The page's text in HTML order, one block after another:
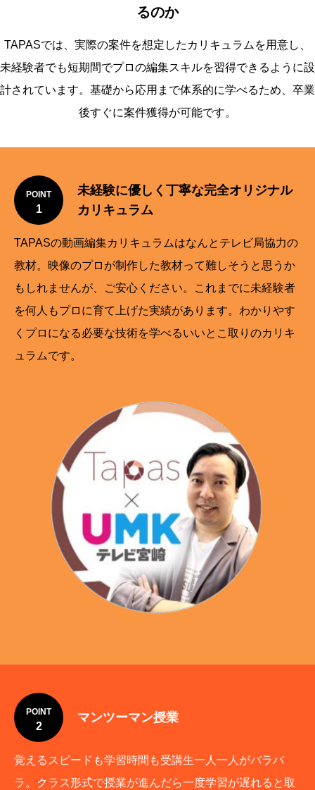
るのか
TAPASでは、実際の案件を想定したカリキュラムを用意し、
未経験者でも短期間でプロの編集スキルを習得できるように設
計されています。基礎から応用まで体系的に学べるため、卒業
後すぐに案件獲得が可能です。
POINT
1
未経験に優しく丁寧な完全オリジナル
カリキュラム
TAPASの動画編集カリキュラムはなんとテレビ局協力の
教材。映像のプロが制作した教材って難しそうと思うか
もしれませんが、ご安心ください。これまでに未経験者
を何人もプロに育て上げた実績があります。わかりやす
くプロになる必要な技術を学べるいいとこ取りのカリキ
ュラムです。
POINT
2
マンツーマン授業
覚えるスピードも学習時間も受講生一人一人がバラバ
ラ。クラス形式で授業が進んだら一度学習が遅れると取